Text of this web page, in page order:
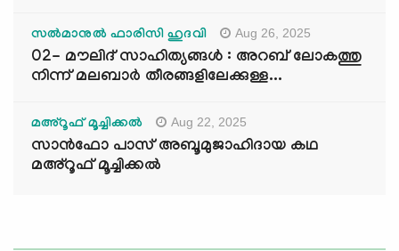
സൽമാനുൽ ഫാരിസി ഹുദവി Aug 26, 2025
02- മൗലിദ് സാഹിത്യങ്ങൾ : അറബ് ലോകത്തു
നിന്ന് മലബാർ തീരങ്ങളിലേക്കുള്ള...
മഅ്റൂഫ് മൂച്ചിക്കല്‍ Aug 22, 2025
സാൻഫോ പാസ് അബൂമുജാഹിദായ കഥ
മഅ്റൂഫ് മൂച്ചിക്കല്‍